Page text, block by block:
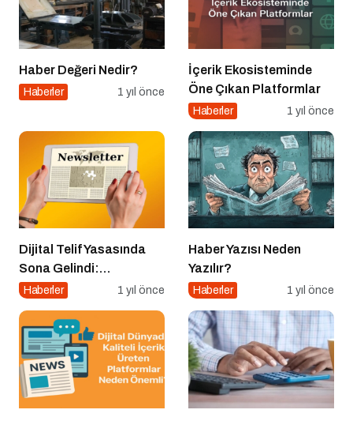
Haber Değeri Nedir?
Haberler 1 yıl önce
İçerik Ekosisteminde
Öne Çıkan Platformlar
Haberler 1 yıl önce
Dijital Telif Yasasında
Sona Gelindi:
Yayıncılara Haziran
Haberler 1 yıl önce
Haber Yazısı Neden
Yazılır?
Haberler 1 yıl önce